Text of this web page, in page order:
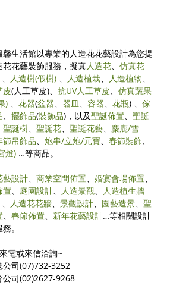
馨生活館以專業的人造花花藝設計為您提
花花藝裝飾服務，擬真人造花、仿真花
人造樹(假樹) 、 人造植栽、 人造植物、
皮(人工草皮)、抗UV人工草皮、仿真蔬果
) 、花器(盆器、器皿、容器、花瓶) 、傢
、擺飾品(裝飾品)，以及聖誕佈置、聖誕
聖誕樹、聖誕花、聖誕花藝、 麋鹿/雪
節吊飾品、炮串/立炮/元寶、春節裝飾、
燈) …等商品。
藝設計、商業空間佈置、婚宴會場佈置、
置、 庭園設計、 人造景觀、 人造植生牆
、 人造花花牆、景觀設計、 園藝造景、聖
、春節佈置、 新年花藝設計…等相關設計
。
電或來信洽詢~
公司(07)732-3252
公司(02)2627-9268